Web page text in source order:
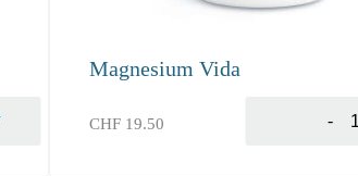
Magnesium Vida
CHF 19.50 -
Produkt bestellen